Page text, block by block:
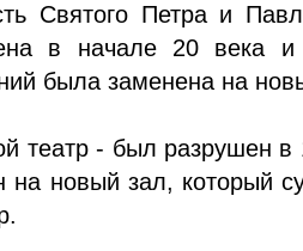
Святого Петра и
в начале 20 века
была заменена на
театр - был разрушен в
на новый зал, который